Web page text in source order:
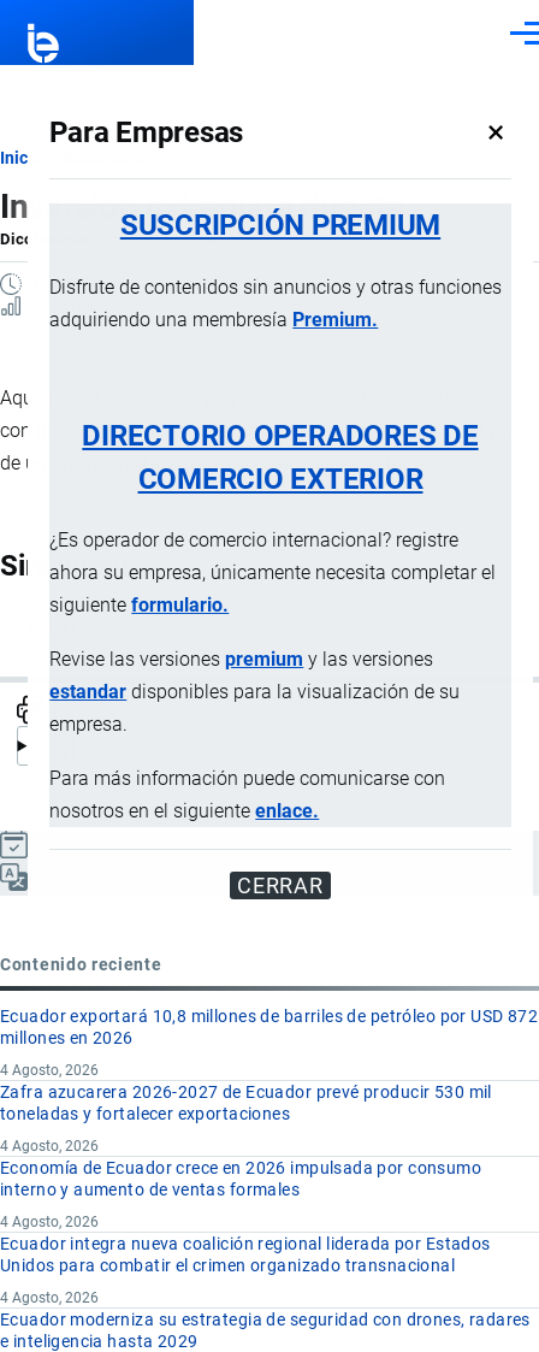
Para Empresas ×
SUSCRIPCIÓN PREMIUM
Disfrute de contenidos sin anuncios y otras funciones
adquiriendo una membresía Premium.
DIRECTORIO OPERADORES DE
COMERCIO EXTERIOR
¿Es operador de comercio internacional? registre
ahora su empresa, únicamente necesita completar el
siguienteformulario.
Revise las versionespremium y las versiones
estandar disponibles para la visualización de su
empresa.
Para más información puede comunicarse con
nosotros en el siguienteenlace.
CERRAR
Ruta
de
navegación
Inicio
Inversión extranjera directa
Diccionario porImportaciones …, 8 Septiembre, 2024
1 MINUTO
Aquella que tiene como propósito crear un vínculo duradero
con fines económicos y empresariales de largo plazo, por parte
de un inversionista extranjero en el país receptor.
Sinónimos
Actualizado el 9 Septiembre, 2024
Contenido reciente
Ecuador exportará 10,8 millones de barriles de petróleo por USD 872
millones en 2026
4 Agosto, 2026
Zafra azucarera 2026-2027 de Ecuador prevé producir 530 mil
toneladas y fortalecer exportaciones
4 Agosto, 2026
Economía de Ecuador crece en 2026 impulsada por consumo
interno y aumento de ventas formales
4 Agosto, 2026
Ecuador integra nueva coalición regional liderada por Estados
Unidos para combatir el crimen organizado transnacional
4 Agosto, 2026
Ecuador moderniza su estrategia de seguridad con drones, radares
e inteligencia hasta 2029